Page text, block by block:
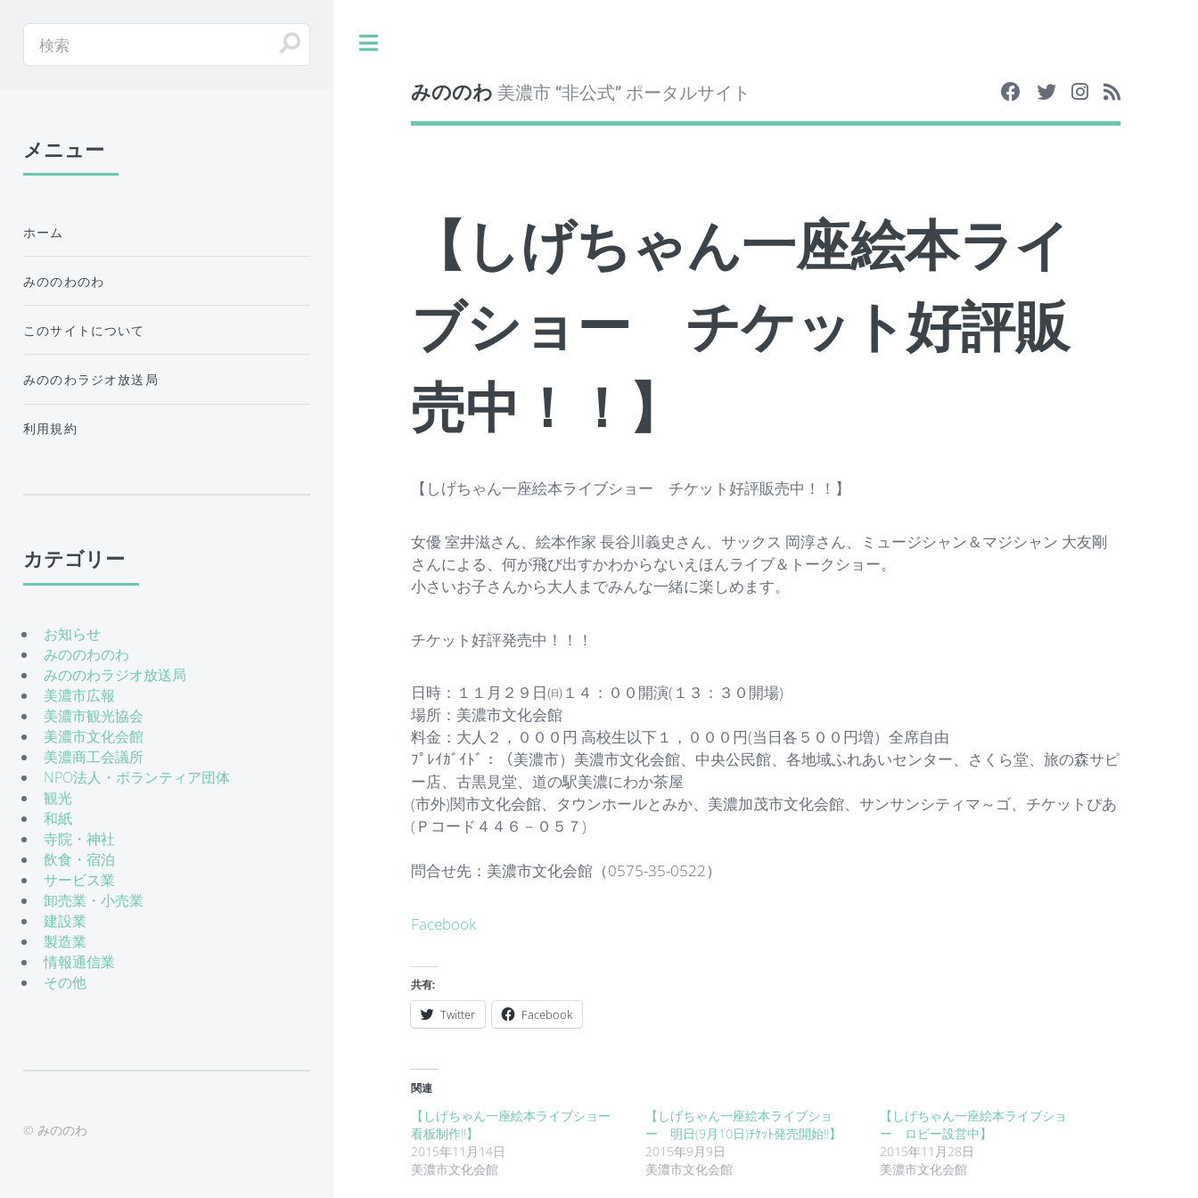
みののわ 美濃市 “非公式” ポータルサイト
【しげちゃん一座絵本ライ
ブショー チケット好評販
売中！！】
【しげちゃん一座絵本ライブショー チケット好評販売中！！】
女優 室井滋さん、絵本作家 長谷川義史さん、サックス 岡淳さん、ミュージシャン＆マジシャン 大友剛
さんによる、何が飛び出すかわからないえほんライブ＆トークショー。
小さいお子さんから大人までみんな一緒に楽しめます。
チケット好評発売中！！！
日時：１１月２９日㈰１４：００開演(１３：３０開場)
場所：美濃市文化会館
料金：大人２，０００円 高校生以下１，０００円(当日各５００円増）全席自由
ﾌﾟﾚｲｶﾞｲﾄﾞ：（美濃市）美濃市文化会館、中央公民館、各地域ふれあいセンター、さくら堂、旅の森サピ
ー店、古黒見堂、道の駅美濃にわか茶屋
(市外)関市文化会館、タウンホールとみか、美濃加茂市文化会館、サンサンシティマ～ゴ、チケットぴあ
(Ｐコード４４６－０５７)
問合せ先：美濃市文化会館（0575-35-0522）
Facebook
共有:
Twitter Facebook
関連
【しげちゃん一座絵本ライブショー
看板制作!!】
2015年11月14日
美濃市文化会館
【しげちゃん一座絵本ライブショ
ー 明日(9月10日)ﾁｹｯﾄ発売開始!!】
2015年9月9日
美濃市文化会館
【しげちゃん一座絵本ライブショ
ー ロビー設営中】
2015年11月28日
美濃市文化会館
メニュー
ホーム
みののわのわ
このサイトについて
みののわラジオ放送局
利用規約
カテゴリー
お知らせ
みののわのわ
みののわラジオ放送局
美濃市広報
美濃市観光協会
美濃市文化会館
美濃商工会議所
NPO法人・ボランティア団体
観光
和紙
寺院・神社
飲食・宿泊
サービス業
卸売業・小売業
建設業
製造業
情報通信業
その他
© みののわ